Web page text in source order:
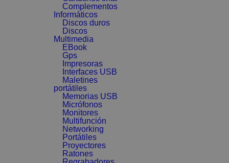
Complementos
Informáticos
Discos duros
Discos
Multimedia
EBook
Gps
Impresoras
Interfaces USB
Maletines
portátiles
Memorias USB
Micrófonos
Monitores
Multifunción
Networking
Portátiles
Proyectores
Ratones